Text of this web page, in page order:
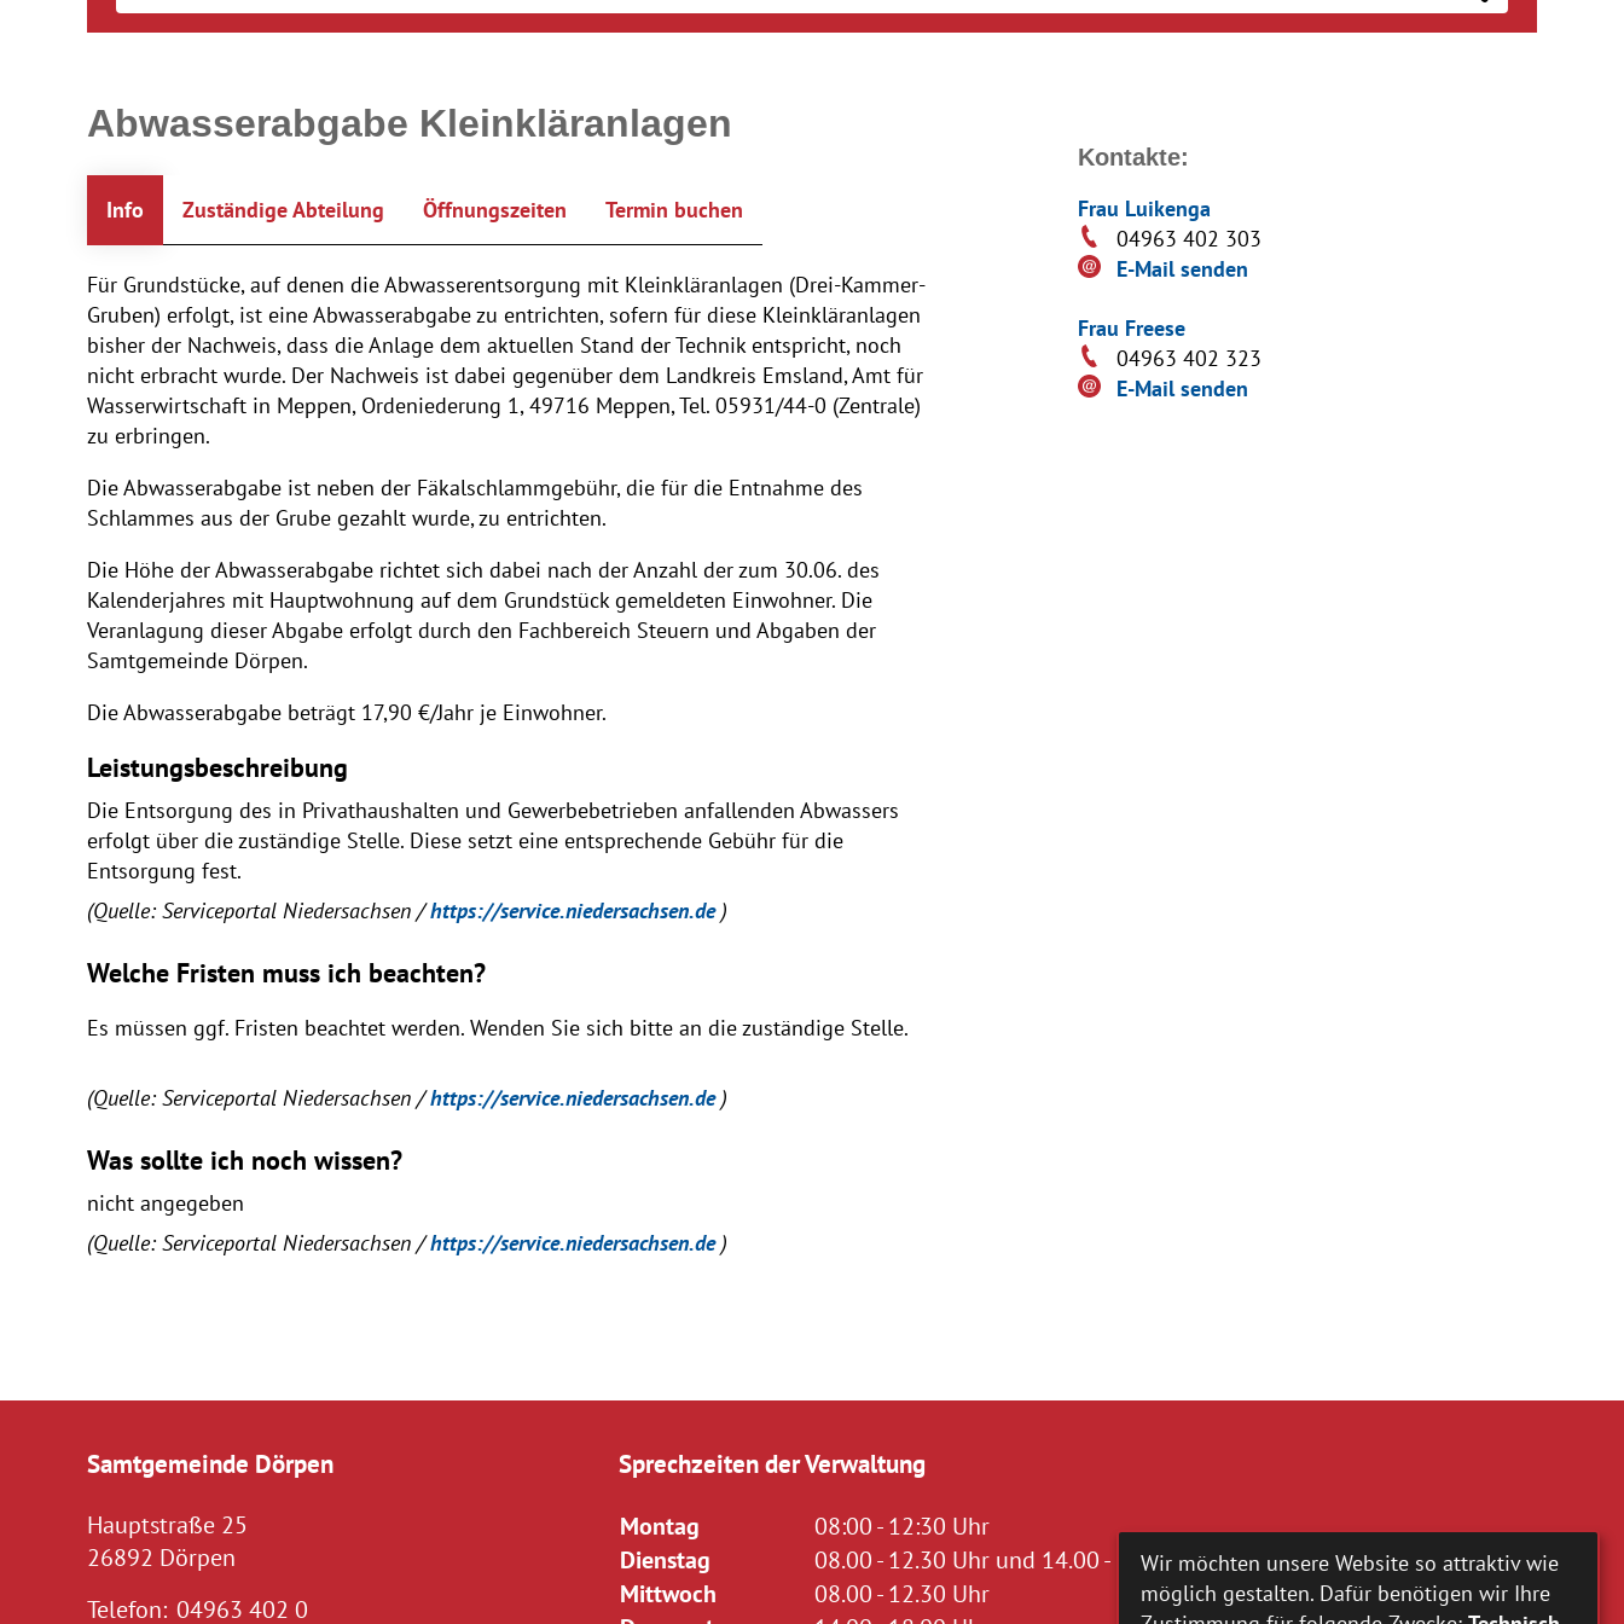
Abwasserabgabe Kleinkläranlagen
Info Zuständige Abteilung Öffnungszeiten Termin buchen
Für Grundstücke, auf denen die Abwasserentsorgung mit Kleinkläranlagen (Drei-Kammer-
Gruben) erfolgt, ist eine Abwasserabgabe zu entrichten, sofern für diese Kleinkläranlagen
bisher der Nachweis, dass die Anlage dem aktuellen Stand der Technik entspricht, noch
nicht erbracht wurde. Der Nachweis ist dabei gegenüber dem Landkreis Emsland, Amt für
Wasserwirtschaft in Meppen, Ordeniederung 1, 49716 Meppen, Tel. 05931/44-0 (Zentrale)
zu erbringen.
Die Abwasserabgabe ist neben der Fäkalschlammgebühr, die für die Entnahme des
Schlammes aus der Grube gezahlt wurde, zu entrichten.
Die Höhe der Abwasserabgabe richtet sich dabei nach der Anzahl der zum 30.06. des
Kalenderjahres mit Hauptwohnung auf dem Grundstück gemeldeten Einwohner. Die
Veranlagung dieser Abgabe erfolgt durch den Fachbereich Steuern und Abgaben der
Samtgemeinde Dörpen.
Die Abwasserabgabe beträgt 17,90 €/Jahr je Einwohner.
Leistungsbeschreibung
Die Entsorgung des in Privathaushalten und Gewerbebetrieben anfallenden Abwassers
erfolgt über die zuständige Stelle. Diese setzt eine entsprechende Gebühr für die
Entsorgung fest.
(Quelle: Serviceportal Niedersachsen /https://service.niedersachsen.de)
Welche Fristen muss ich beachten?
Es müssen ggf. Fristen beachtet werden. Wenden Sie sich bitte an die zuständige Stelle.
(Quelle: Serviceportal Niedersachsen /https://service.niedersachsen.de)
Was sollte ich noch wissen?
nicht angegeben
(Quelle: Serviceportal Niedersachsen /https://service.niedersachsen.de)
Kontakte:
Frau Luikenga
04963 402 303
E-Mail senden
Frau Freese
04963 402 323
E-Mail senden
Samtgemeinde Dörpen
Hauptstraße 25
26892 Dörpen
Telefon: 04963 402 0
Sprechzeiten der Verwaltung
Montag
08:00 - 12:30 Uhr
Dienstag
08.00 - 12.30 Uhr und 14.00 - 16.00 Uhr
Mittwoch
08.00 - 12.30 Uhr
Wir möchten unsere Website so attraktiv wie
möglich gestalten. Dafür benötigen wir Ihre